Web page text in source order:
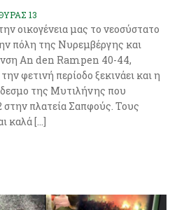
13
οικογένεια μας το νεοσύστατο
πόλη της Νυρεμβέργης και
Αn den Rampen 40-44,
φετινή περίοδο ξεκινάει και η
της Μυτιλήνης που
στην πλατεία Σαπφούς. Τους
καλά […]